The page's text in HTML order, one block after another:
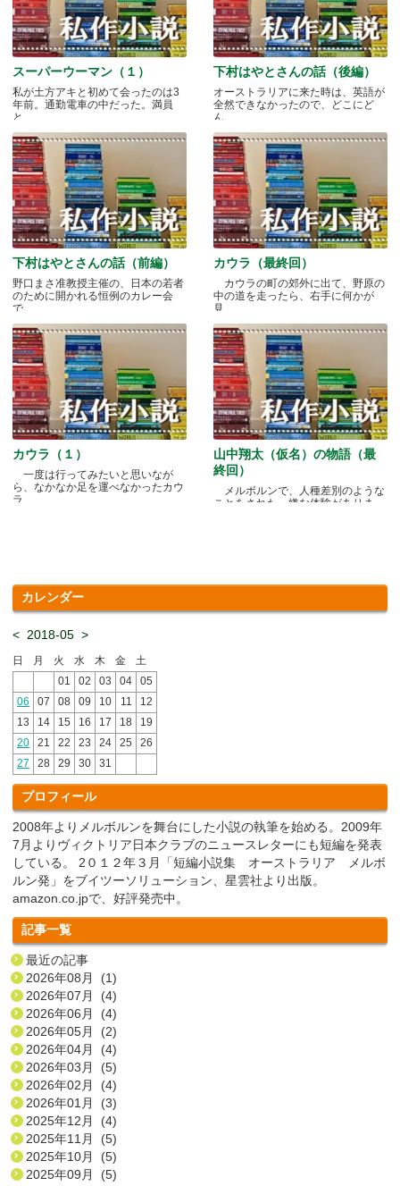
スーパーウーマン（１）
私が土方アキと初めて会ったのは3
年前。通勤電車の中だった。満員
と.....
下村はやとさんの話（後編）
オーストラリアに来た時は、英語が
全然できなかったので、どこにど
ん.....
下村はやとさんの話（前編）
野口まさ准教授主催の、日本の若者
のために開かれる恒例のカレー会
で.....
カウラ（最終回）
カウラの町の郊外に出て、野原の
中の道を走ったら、右手に何かが
見.....
カウラ（１）
一度は行ってみたいと思いなが
ら、なかなか足を運べなかったカウ
ラ.....
山中翔太（仮名）の物語（最
終回）
メルボルンで、人種差別のような
ことをされた、嫌な体験がありま
カレンダー
< 2018-05 >
日 月 火 水 木 金
土
01
02 03 04
05
06
07 08 09 10 11
12
13
14 15 16 17 18
19
20
21 22 23 24 25
26
27
28 29 30 31
プロフィール
2008年よりメルボルンを舞台にした小説の執筆を始める。2009年
7月よりヴィクトリア日本クラブのニュースレターにも短編を発表
している。 2０１２年３月「短編小説集 オーストラリア メルボ
ルン発」をブイツーソリューション、星雲社より出版。
amazon.co.jpで、好評発売中。
記事一覧
最近の記事
2026年08月 (1)
2026年07月 (4)
2026年06月 (4)
2026年05月 (2)
2026年04月 (4)
2026年03月 (5)
2026年02月 (4)
2026年01月 (3)
2025年12月 (4)
2025年11月 (5)
2025年10月 (5)
2025年09月 (5)